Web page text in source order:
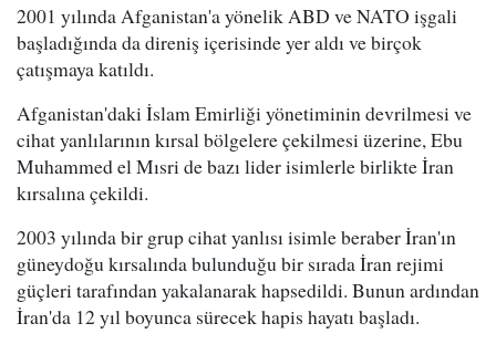
2001 yılında Afganistan'a yönelik ABD ve NATO işgali
başladığında da direniş içerisinde yer aldı ve birçok
çatışmaya katıldı.
Afganistan'daki İslam Emirliği yönetiminin devrilmesi ve
cihat yanlılarının kırsal bölgelere çekilmesi üzerine, Ebu
Muhammed el Mısri de bazı lider isimlerle birlikte İran
kırsalına çekildi.
2003 yılında bir grup cihat yanlısı isimle beraber İran'ın
güneydoğu kırsalında bulunduğu bir sırada İran rejimi
güçleri tarafından yakalanarak hapsedildi. Bunun ardından
İran'da 12 yıl boyunca sürecek hapis hayatı başladı.